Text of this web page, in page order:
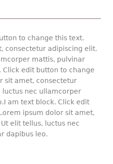
to change this text.
consectetur adipiscing elit.
mattis, pulvinar
edit button to change
sit amet, consectetur
luctus nec ullamcorper
am text block. Click edit
ipsum dolor sit amet,
elit tellus, luctus nec
dapibus leo.